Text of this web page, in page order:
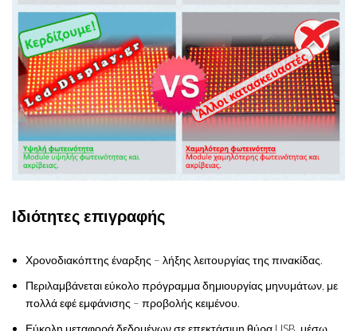
Ιδιότητες επιγραφής
Χρονοδιακόπτης έναρξης – λήξης λειτουργίας της πινακίδας.
Περιλαμβάνεται εύκολο πρόγραμμα δημιουργίας μηνυμάτων, με
πολλά εφέ εμφάνισης – προβολής κειμένου.